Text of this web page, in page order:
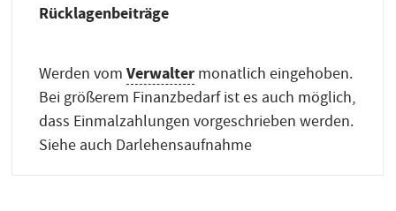
Rücklagenbeiträge
Werden vomVerwalter monatlich eingehoben.
Bei größerem Finanzbedarf ist es auch möglich,
dass Einmalzahlungen vorgeschrieben werden.
Siehe auch Darlehensaufnahme